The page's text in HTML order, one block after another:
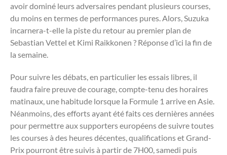
avoir dominé leurs adversaires pendant plusieurs courses,
du moins en termes de performances pures. Alors, Suzuka
incarnera-t-elle la piste du retour au premier plan de
Sebastian Vettel et Kimi Raikkonen ? Réponse d’ici la fin de
la semaine.
Pour suivre les débats, en particulier les essais libres, il
faudra faire preuve de courage, compte-tenu des horaires
matinaux, une habitude lorsque la Formule 1 arrive en Asie.
Néanmoins, des efforts ayant été faits ces dernières années
pour permettre aux supporters européens de suivre toutes
les courses à des heures décentes, qualifications et Grand-
Prix pourront être suivis à partir de 7H00, samedi puis